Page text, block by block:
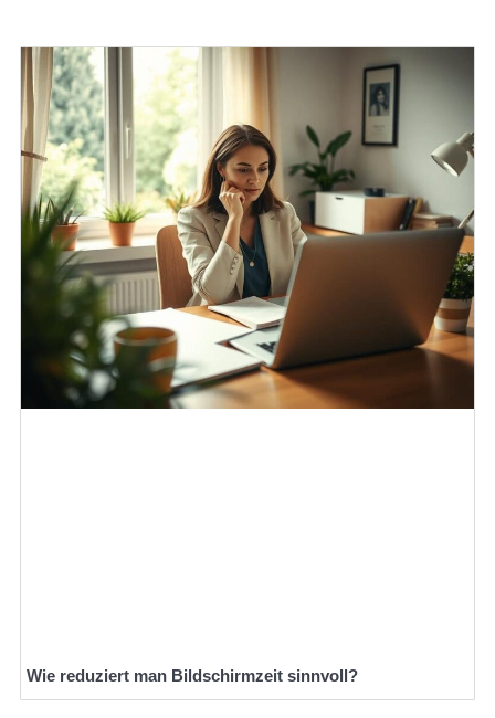
Wie reduziert man Bildschirmzeit sinnvoll?